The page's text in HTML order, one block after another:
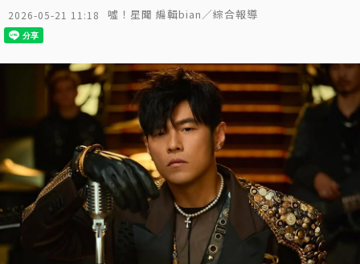
2026-05-21 11:18 噓！星聞 編輯bian／綜合報導